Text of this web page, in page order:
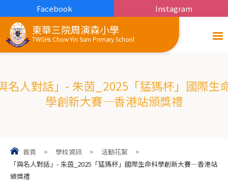
東華三院周演森小學
TWGHs Chow Yin Sum Primary School
Facebook Instagram
名人對話」- 朱茵_2025「猛獁杯」國際生
學創新大賽—香港站頒獎禮
首頁 > 學校資訊 > 活動花絮
>
「與名人對話」- 朱茵_2025「猛獁杯」國際生命科學創新大賽—香港站
頒獎禮